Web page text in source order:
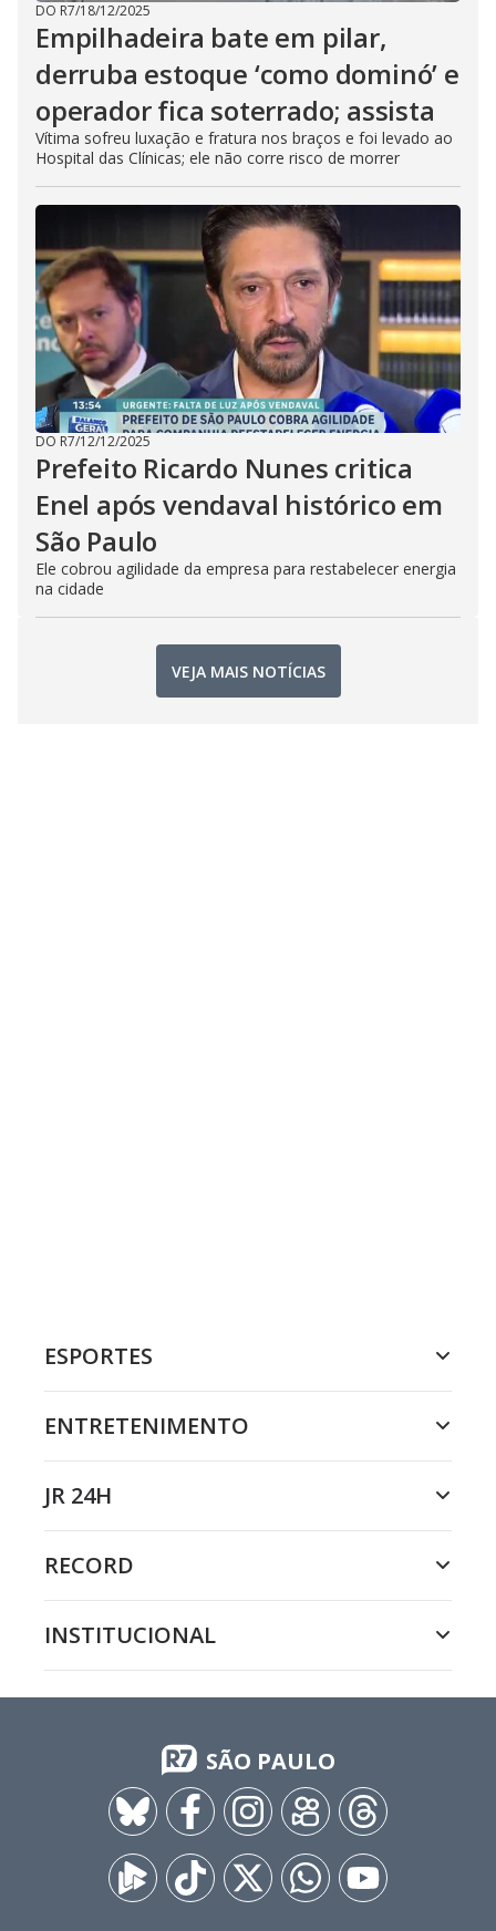
DO R7/18/12/2025
Empilhadeira bate em pilar,
derruba estoque ‘como dominó’ e
operador fica soterrado; assista
Vítima sofreu luxação e fratura nos braços e foi levado ao
Hospital das Clínicas; ele não corre risco de morrer
DO R7/12/12/2025
Prefeito Ricardo Nunes critica
Enel após vendaval histórico em
São Paulo
Ele cobrou agilidade da empresa para restabelecer energia
na cidade
VEJA MAIS NOTÍCIAS
ESPORTES
ENTRETENIMENTO
JR 24H
RECORD
INSTITUCIONAL
SÃO PAULO